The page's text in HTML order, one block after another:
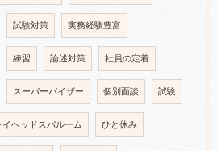
試験対策 実務経験豊富
練習 論述対策 社員の定着
スーパーバイザー 個別面談 試験
イヘッドスパルーム ひと休み